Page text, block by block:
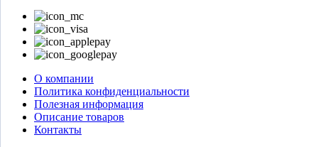
О компании
Политика конфиденциальности
Полезная информация
Описание товаров
Контакты